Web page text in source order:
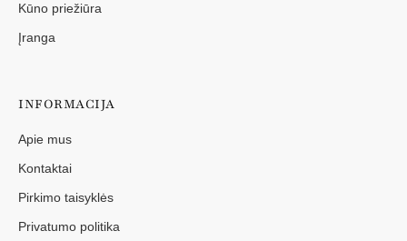
Kūno priežiūra
Įranga
INFORMACIJA
Apie mus
Kontaktai
Pirkimo taisyklės
Privatumo politika